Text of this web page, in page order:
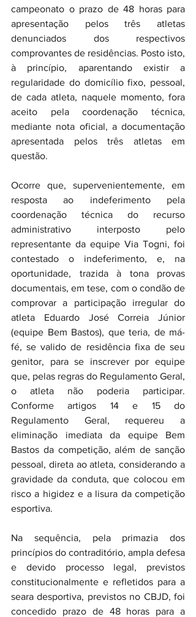
campeonato o prazo de 48 horas para
apresentação pelos três atletas
denunciados dos respectivos
comprovantes de residências. Posto isto,
à princípio, aparentando existir a
regularidade do domicílio fixo, pessoal,
de cada atleta, naquele momento, fora
aceito pela coordenação técnica,
mediante nota oficial, a documentação
apresentada pelos três atletas em
questão.
Ocorre que, supervenientemente, em
resposta ao indeferimento pela
coordenação técnica do recurso
administrativo interposto pelo
representante da equipe Via Togni, foi
contestado o indeferimento, e, na
oportunidade, trazida à tona provas
documentais, em tese, com o condão de
comprovar a participação irregular do
atleta Eduardo José Correia Júnior
(equipe Bem Bastos), que teria, de má-
fé, se valido de residência fixa de seu
genitor, para se inscrever por equipe
que, pelas regras do Regulamento Geral,
o atleta não poderia participar.
Conforme artigos 14 e 15 do
Regulamento Geral, requereu a
eliminação imediata da equipe Bem
Bastos da competição, além de sanção
pessoal, direta ao atleta, considerando a
gravidade da conduta, que colocou em
risco a higidez e a lisura da competição
esportiva.
Na sequência, pela primazia dos
princípios do contraditório, ampla defesa
e devido processo legal, previstos
constitucionalmente e refletidos para a
seara desportiva, previstos no CBJD, foi
concedido prazo de 48 horas para a